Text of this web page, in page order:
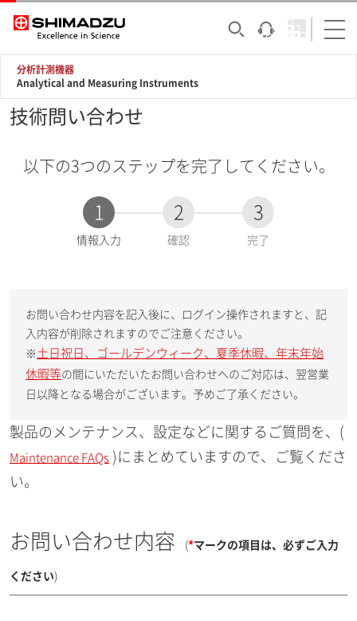
分析計測機器
Analytical and Measuring Instruments
技術問い合わせ
以下の3つのステップを完了してください。
1
現
情報入力
2
確認
3
完了
お問い合わせ内容を記入後に、ログイン操作されますと、記
入内容が削除されますのでご注意ください。
※ 土日祝日、ゴールデンウィーク、夏季休暇、年末年始
休暇等の間にいただいたお問い合わせへのご対応は、翌営業
日以降となる場合がございます。予めご了承ください。
製品のメンテナンス、設定などに関するご質問を、(
Maintenance FAQs )にまとめていますので、ご覧くださ
い。
お問い合わせ内容 (*マークの項目は、必ずご入力
ください)